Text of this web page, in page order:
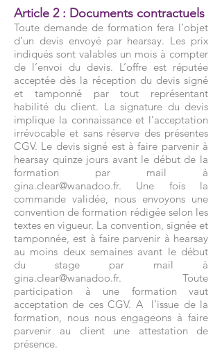
Article 2 : Documents contractuels
Toute demande de formation fera l’objet
d’un devis envoyé par hearsay. Les prix
indiqués sont valables un mois à compter
de l’envoi du devis. L’offre est réputée
acceptée dès la réception du devis signé
et tamponné par tout représentant
habilité du client. La signature du devis
implique la connaissance et l’acceptation
irrévocable et sans réserve des présentes
CGV. Le devis signé est à faire parvenir à
hearsay quinze jours avant le début de la
formation par mail à
gina.clear@wanadoo.fr. Une fois la
commande validée, nous envoyons une
convention de formation rédigée selon les
textes en vigueur. La convention, signée et
tamponnée, est à faire parvenir à hearsay
au moins deux semaines avant le début
du stage par mail à
gina.clear@wanadoo.fr. Toute
participation à une formation vaut
acceptation de ces CGV. A l’issue de la
formation, nous nous engageons à faire
parvenir au client une attestation de
présence.